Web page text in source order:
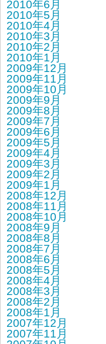
2010年6月
2010年5月
2010年4月
2010年3月
2010年2月
2010年1月
2009年12月
2009年11月
2009年10月
2009年9月
2009年8月
2009年7月
2009年6月
2009年5月
2009年4月
2009年3月
2009年2月
2009年1月
2008年12月
2008年11月
2008年10月
2008年9月
2008年8月
2008年7月
2008年6月
2008年5月
2008年4月
2008年3月
2008年2月
2008年1月
2007年12月
2007年11月